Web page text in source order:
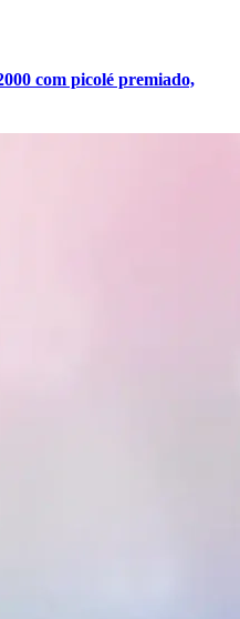
com picolé premiado,